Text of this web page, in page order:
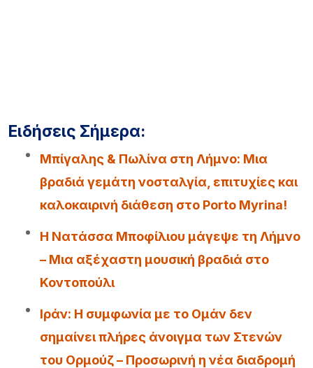
Ειδήσεις Σήμερα:
Μπίγαλης & Πωλίνα στη Λήμνο: Μια
βραδιά γεμάτη νοσταλγία, επιτυχίες και
καλοκαιρινή διάθεση στο Porto Myrina!
Η Νατάσσα Μποφίλιου μάγεψε τη Λήμνο
– Μια αξέχαστη μουσική βραδιά στο
Κοντοπούλι
Iράν: Η συμφωνία με το Ομάν δεν
σημαίνει πλήρες άνοιγμα των Στενών
του Ορμούζ – Προσωρινή η νέα διαδρομή